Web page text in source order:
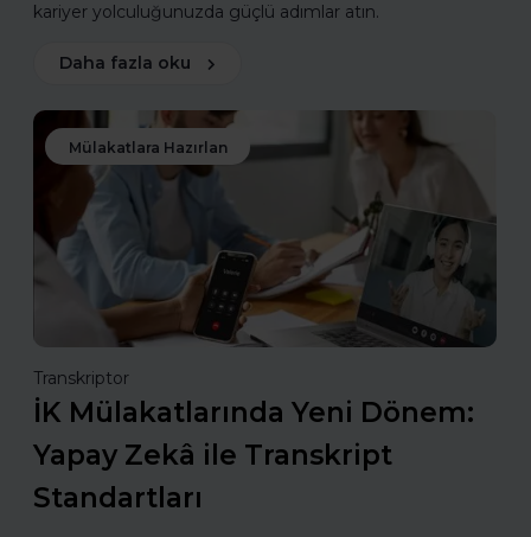
kariyer yolculuğunuzda güçlü adımlar atın.
Daha fazla oku
Mülakatlara Hazırlan
Transkriptor
İK Mülakatlarında Yeni Dönem:
Yapay Zekâ ile Transkript
Standartları